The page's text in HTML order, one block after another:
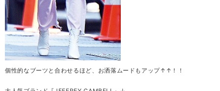
個性的なブーツと合わせるほど、お洒落ムードもアップ↑↑！！